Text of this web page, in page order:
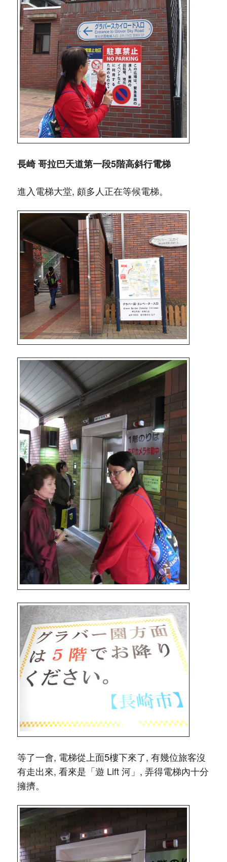
長崎 哥拉巴天道第一段5階高斜行電梯
進入電梯大堂, 頗多人正在等候電梯。
等了一會, 電梯從上面5樓下來了, 有幾位旅客沒
有走出來, 看來是「遊 Lift 河」, 弄得電梯內十分
擁擠。